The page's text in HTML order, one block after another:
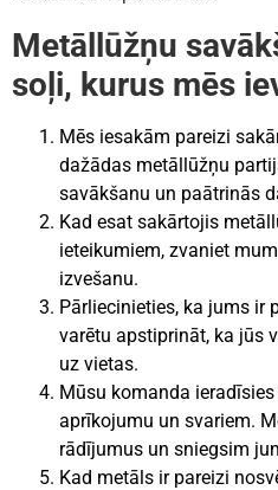
Metāllūžņu
soļi, kurus mēs
Mēs iesakām pareizi
dažādas metāllūžņu
savākšanu un paātrinās
Kad esat sakārtojis
ieteikumiem, zvaniet
izvešanu.
Pārliecinieties, ka jums ir
varētu apstiprināt, ka jūs
uz vietas.
Mūsu komanda
aprīkojumu un svariem.
rādījumus un sniegsim
Kad metāls ir pareizi